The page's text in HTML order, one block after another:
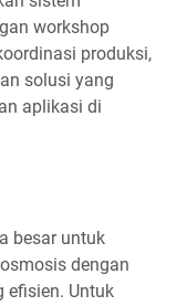
workshop
produksi,
solusi yang
aplikasi di
besar untuk
dengan
efisien. Untuk